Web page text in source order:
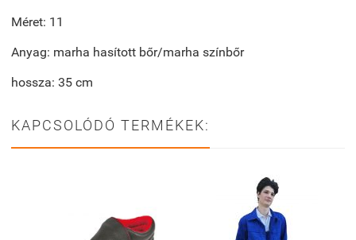
Méret: 11
Anyag: marha hasított bőr/marha színbőr
hossza: 35 cm
KAPCSOLÓDÓ TERMÉKEK: